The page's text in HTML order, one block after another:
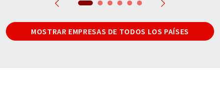
MOSTRAR EMPRESAS DE TODOS LOS PAÍSES